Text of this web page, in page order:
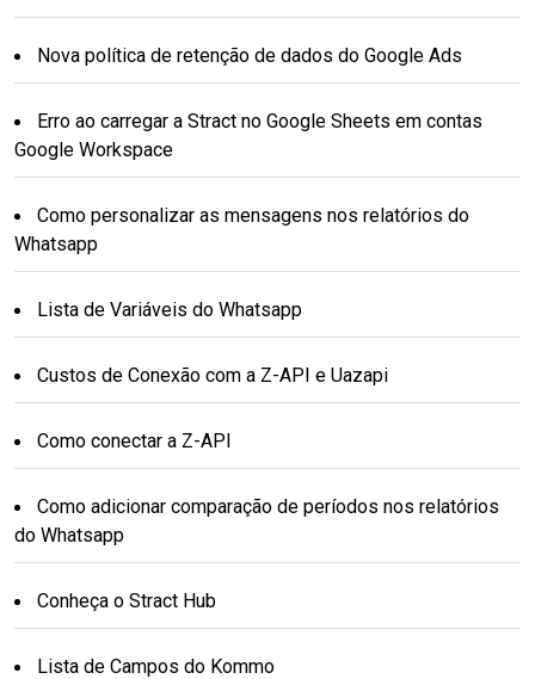
Nova política de retenção de dados do Google Ads
Erro ao carregar a Stract no Google Sheets em contas
Google Workspace
Como personalizar as mensagens nos relatórios do
Whatsapp
Lista de Variáveis do Whatsapp
Custos de Conexão com a Z-API e Uazapi
Como conectar a Z-API
Como adicionar comparação de períodos nos relatórios
do Whatsapp
Conheça o Stract Hub
Lista de Campos do Kommo